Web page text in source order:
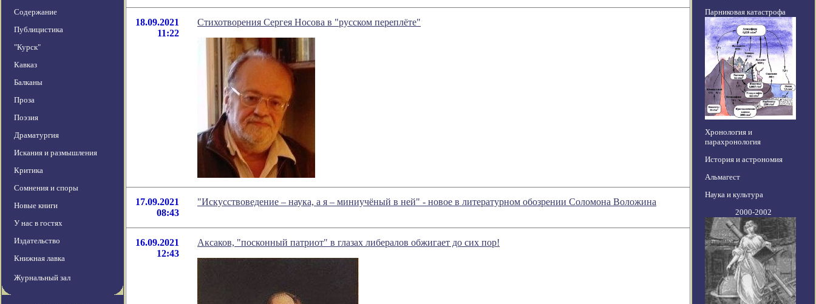
Содержание
Публицистика
"Курск"
Кавказ
Балканы
Проза
Поэзия
Драматургия
Искания и размышления
Критика
Сомнения и споры
Новые книги
У нас в гостях
Издательство
Книжная лавка
Журнальный зал
18.09.2021
11:22
Стихотворения Сергея Носова в "русском переплёте"
17.09.2021
08:43
"Искусствоведение – наука, а я – миниучёный в ней" - новое в литературном обозрении Соломона Воложина
16.09.2021
12:43
Аксаков, "посконный патриот" в глазах либералов обжигает до сих пор!
Парниковая катастрофа
Хронология и
парахронология
История и астрономия
Альмагест
Наука и культура
2000-2002